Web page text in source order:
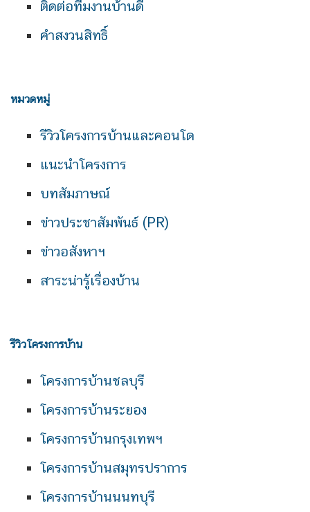
ติดต่อทีมงานบ้านดี
คำสงวนสิทธิ์
หมวดหมู่
รีวิวโครงการบ้านและคอนโด
แนะนำโครงการ
บทสัมภาษณ์
ข่าวประชาสัมพันธ์ (PR)
ข่าวอสังหาฯ
สาระน่ารู้เรื่องบ้าน
รีวิวโครงการบ้าน
โครงการบ้านชลบุรี
โครงการบ้านระยอง
โครงการบ้านกรุงเทพฯ
โครงการบ้านสมุทรปราการ
โครงการบ้านนนทบุรี